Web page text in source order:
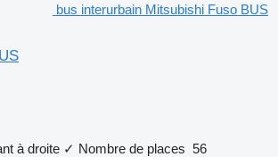
bus interurbain Mitsubishi Fuso BUS
à droite ✓ Nombre de places 56